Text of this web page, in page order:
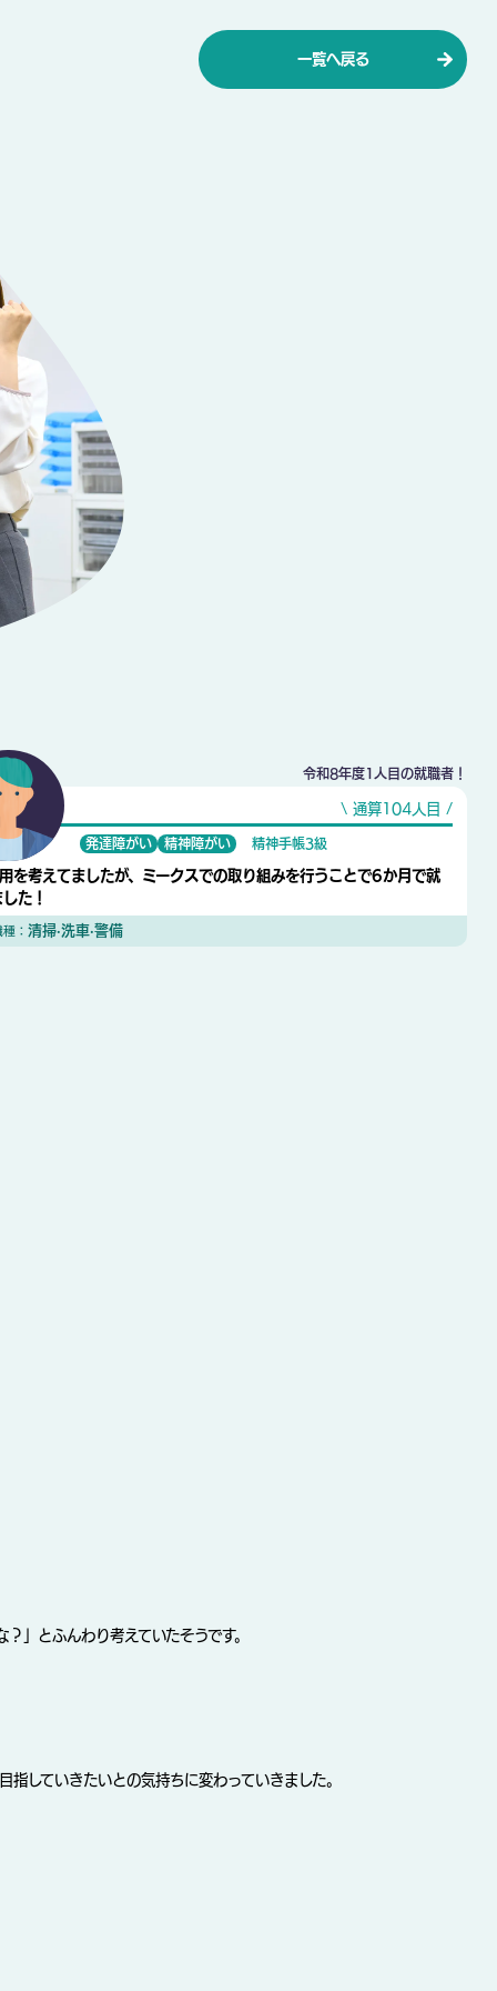
令和8年度1人目の就職者！
\ 通算104人目 /
発達障がい 精神障がい 精神手帳3級
を考えてましたが、ミークスでの取り組みを行うことで6か月で就
た！
種：清掃·洗車·警備
一覧へ戻る
」とふんわり考えていたそうです。
していきたいとの気持ちに変わっていきました。